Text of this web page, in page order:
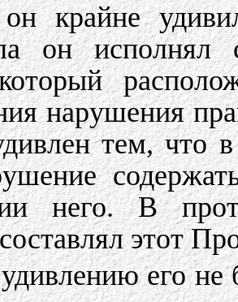
крайне
он исполнял
нарушения
тем, что
него. В
этот
его не